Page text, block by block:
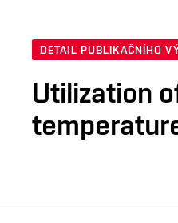
DETAIL PUBLIKAČNÍHO
Utilization